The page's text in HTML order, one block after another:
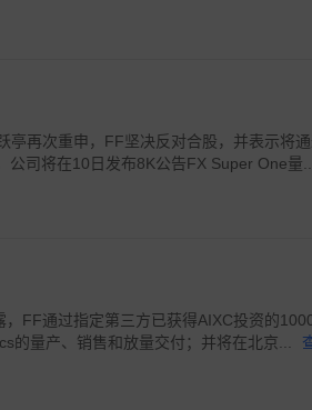
再次重申，FF坚决反对合股，并表示将
司将在10日发布8K公告FX Super One量...
FF通过指定第三方已获得AIXC投资的
的量产、销售和放量交付；并将在北京...